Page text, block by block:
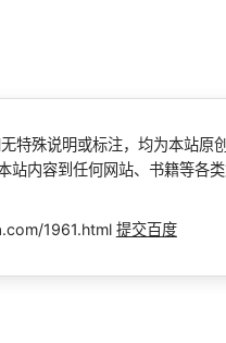
特殊说明或标注，均为本站原
站内容到任何网站、书籍等各
1961.html 提交百度